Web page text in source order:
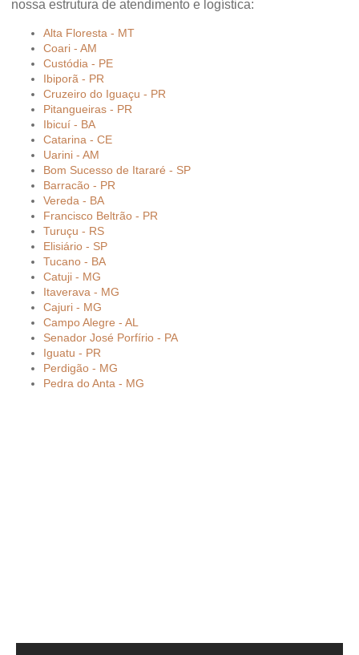
nossa estrutura de atendimento e logística:
Alta Floresta - MT
Coari - AM
Custódia - PE
Ibiporã - PR
Cruzeiro do Iguaçu - PR
Pitangueiras - PR
Ibicuí - BA
Catarina - CE
Uarini - AM
Bom Sucesso de Itararé - SP
Barracão - PR
Vereda - BA
Francisco Beltrão - PR
Turuçu - RS
Elisiário - SP
Tucano - BA
Catuji - MG
Itaverava - MG
Cajuri - MG
Campo Alegre - AL
Senador José Porfírio - PA
Iguatu - PR
Perdigão - MG
Pedra do Anta - MG